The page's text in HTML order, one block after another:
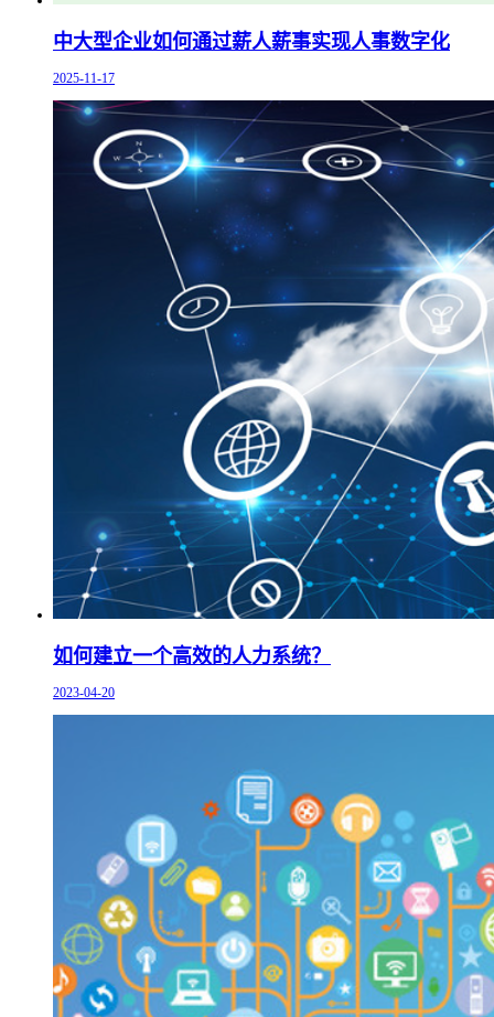
中大型企业如何通过薪人薪事实现人事数字化
2025-11-17
如何建立一个高效的人力系统？
2023-04-20